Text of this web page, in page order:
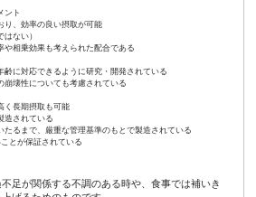
ント
、効率の良い摂取が可能
はない）
相乗効果も考えられた配合である
に対応できるように研究・開発されている
壊性についても考慮されている
く長期摂取も可能
造されている
るまで、厳重な管理基準のもとで製造されている
とが保証されている
足が関係する不調のある時や、食事では補いき